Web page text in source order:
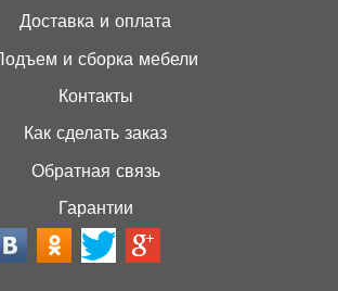
Доставка и оплата
и сборка мебели
Контакты
Как сделать заказ
Обратная связь
Гарантии